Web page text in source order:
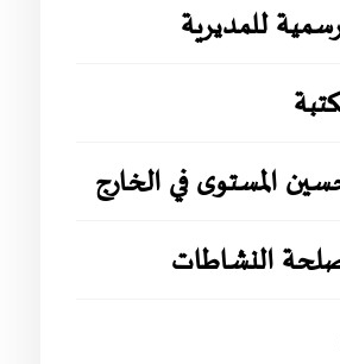
للمديرية
المستوى في الخارج
النشاطات